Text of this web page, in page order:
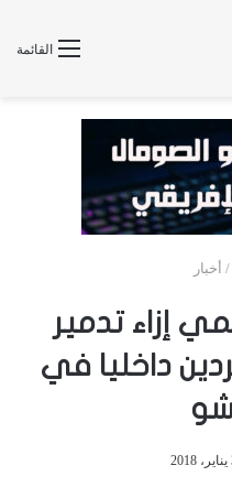
القائمة
/ أخبار
إزاء تدمير
داخليا في